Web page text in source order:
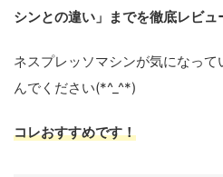
シンとの違い」までを徹底レビュ
ネスプレッソマシンが気になっ
んでください(*^_^*)
コレおすすめです！